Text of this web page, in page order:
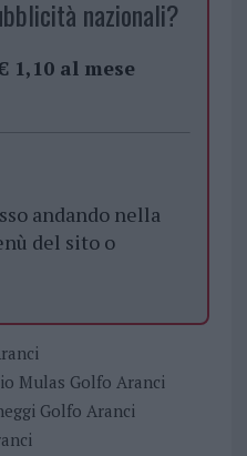
nazionali?
1,10 al mese
andando nella
del sito o
Mulas Golfo Aranci
Golfo Aranci